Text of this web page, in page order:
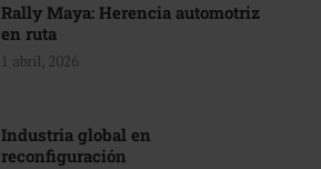
Rally Maya: Herencia automotriz
en ruta
1 abril, 2026
Industria global en
reconfiguración